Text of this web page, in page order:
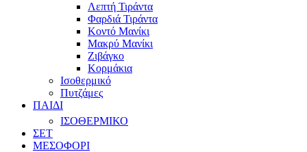
Λεπτή Τιράντα
Φαρδιά Τιράντα
Κοντό Μανίκι
Μακρύ Μανίκι
Ζιβάγκο
Κορμάκια
Ισοθερμικό
Πυτζάμες
ΠΑΙΔΙ
ΙΣΟΘΕΡΜΙΚΟ
ΣΕΤ
ΜΕΣΟΦΟΡΙ